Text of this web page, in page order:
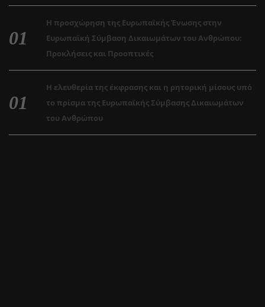
Η προσχώρηση της Ευρωπαϊκής Ένωσης στην
Ευρωπαϊκή Σύμβαση Δικαιωμάτων του Ανθρώπου:
Προκλήσεις και Προοπτικές
Η ελευθερία της έκφρασης και η ρητορική μίσους υπό
το πρίσμα της Ευρωπαϊκής Σύμβασης Δικαιωμάτων
του Ανθρώπου